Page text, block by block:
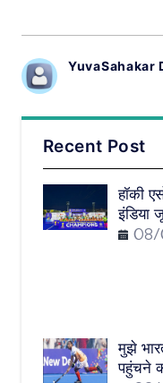
YuvaSahakar
Recent Post
हॉकी
इंडिया
08/
मुझे
पहुंचने